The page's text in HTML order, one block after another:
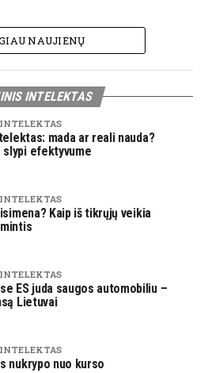
NAUJIENŲ
INTELEKTAS
mada ar reali nauda?
slypi efektyvume
Kaip iš tikrųjų veikia
ES juda saugos automobiliu –
Lietuvai
nukrypo nuo kurso